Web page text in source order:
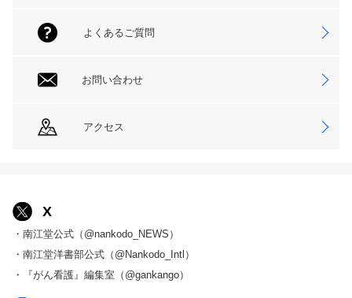
よくあるご質問
お問い合わせ
アクセス
X
・南江堂公式（@nankodo_NEWS）
・南江堂洋書部公式（@Nankodo_Intl）
・『がん看護』編集室（@gankango）